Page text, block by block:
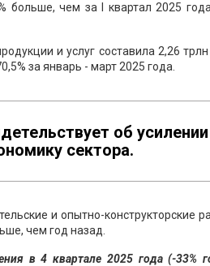
больше, чем за I квартал 2025
и услуг составила 2,26
за январь - март 2025 года.
об
сектора.
и опытно-конструкторские
чем год назад.
в 4 квартале 2025 года (-